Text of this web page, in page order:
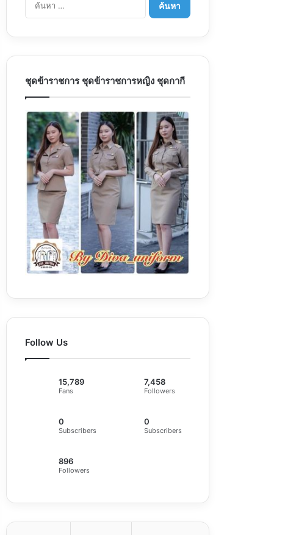
สำหรับ:
ชุดข้าราชการ ชุดข้าราชการหญิง ชุดกากี
Follow Us
15,789
Fans
7,458
Followers
0
Subscribers
0
Subscribers
896
Followers